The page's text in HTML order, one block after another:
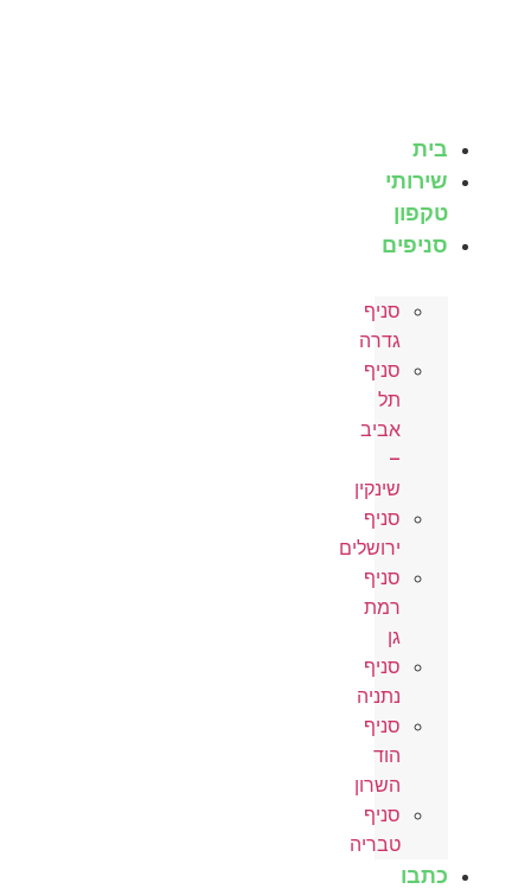
בית
שירותי
טקפון
סניפים
סניף
גדרה
סניף
תל
אביב
–
שינקין
סניף
ירושלים
סניף
רמת
גן
סניף
נתניה
סניף
הוד
השרון
סניף
טבריה
כתבו